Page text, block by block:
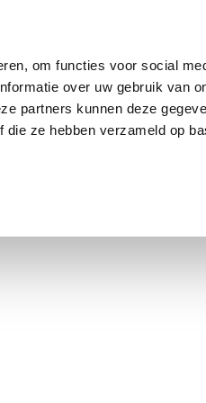
om functies voor social
over uw gebruik van
partners kunnen deze
ze hebben verzameld op